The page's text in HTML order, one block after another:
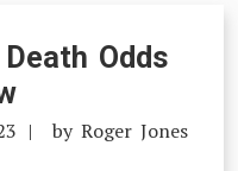
Odds
by Roger Jones